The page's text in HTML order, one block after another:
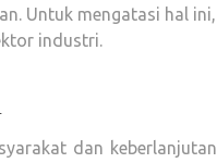
Untuk mengatasi hal ini,
industri.
dan keberlanjutan